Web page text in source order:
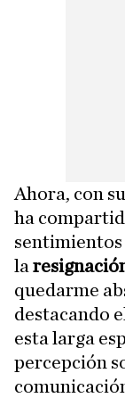
Ahora, con
ha
sentimientos
la
quedarme
destacando
esta larga
percepción